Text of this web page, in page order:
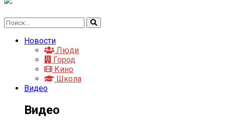
Новости
Люди
Город
Кино
Школа
Видео
Видео